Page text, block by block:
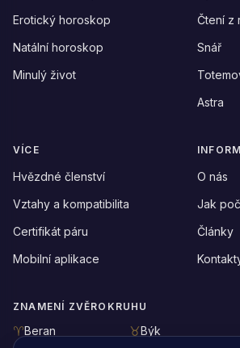
Erotický horoskop
Natální horoskop
Minulý život
Čtení z
Snář
Astra
VÍCE
Hvězdné členství
Vztahy a kompatibilita
Certifikát páru
Mobilní aplikace
O nás
Jak
Články
ZNAMENÍ ZVĚROKRUHU
Beran Býk